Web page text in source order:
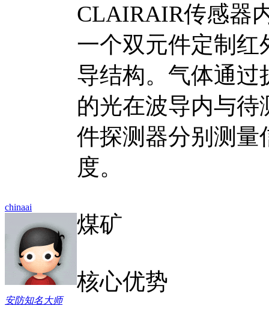
chinaai
安防知名大师
CLAIRAIR传感器
一个双元件定制红
导结构。气体通过
的光在波导内与
件探测器分别测量
度。
煤矿
核心优势